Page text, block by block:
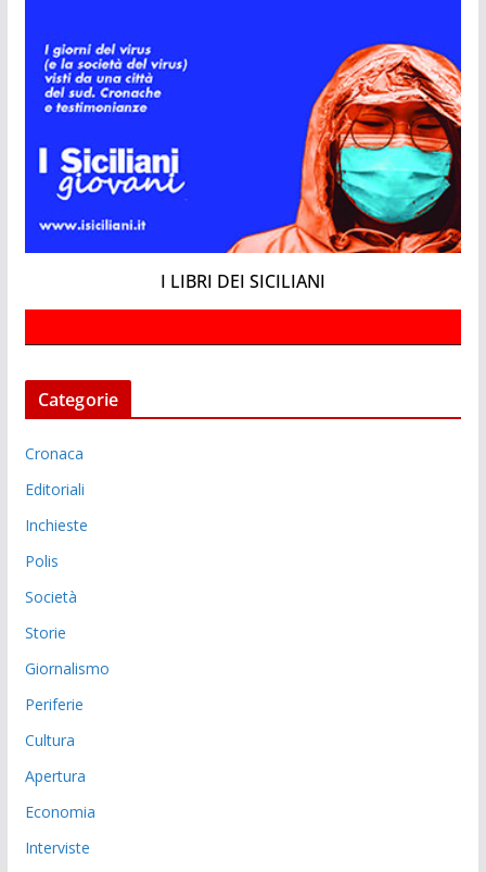
I LIBRI DEI SICILIANI
Categorie
Cronaca
Editoriali
Inchieste
Polis
Società
Storie
Giornalismo
Periferie
Cultura
Apertura
Economia
Interviste